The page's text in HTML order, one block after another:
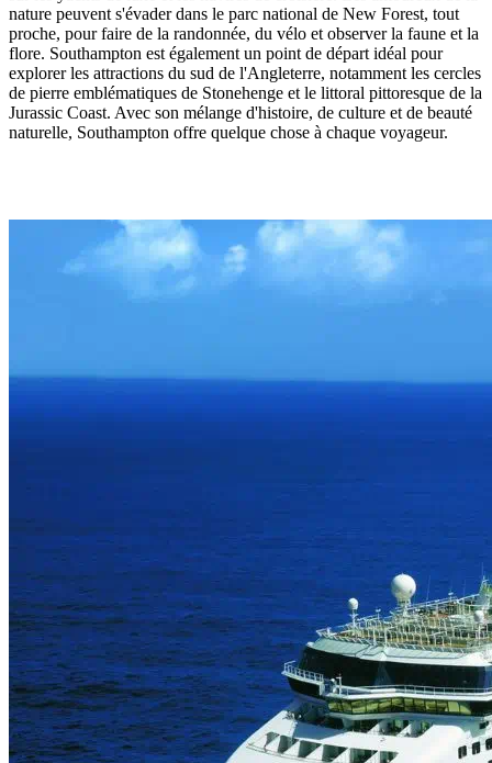
nature peuvent s'évader dans le parc national de New Forest, tout
proche, pour faire de la randonnée, du vélo et observer la faune et la
flore. Southampton est également un point de départ idéal pour
explorer les attractions du sud de l'Angleterre, notamment les cercles
de pierre emblématiques de Stonehenge et le littoral pittoresque de la
Jurassic Coast. Avec son mélange d'histoire, de culture et de beauté
naturelle, Southampton offre quelque chose à chaque voyageur.